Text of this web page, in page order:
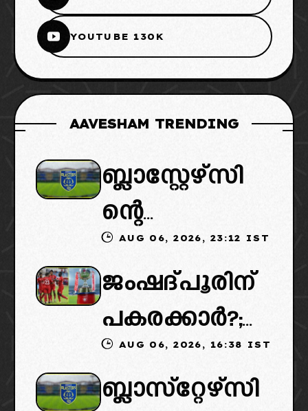
YOUTUBE 130K
AAVESHAM TRENDING
ബ്ലാസ്റ്റേഴ്സി
ന്റെ
കൈമാറ്റത്തി
ൽ ട്വിസ്റ്റ്:
പുതിയ
ഉടമകളെത്താ
ൻ വൈകും,
AUG 06, 2026, 23:12 IST
ജംഷദ്പൂരിന്
പകരക്കാർ?;
ഐഎസ്എല്ലി
ൽ പുതിയ
AUG 06, 2026, 16:38 IST
ബ്ലാസ്‌റ്റേഴ്‌സി